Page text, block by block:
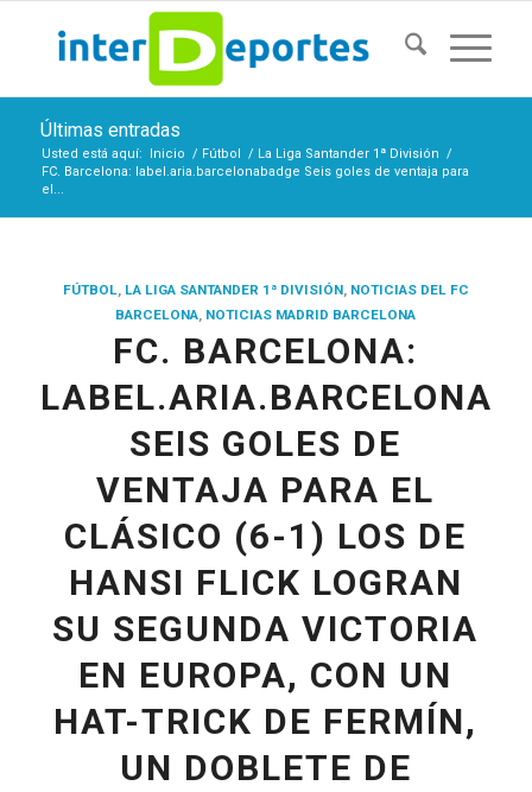
Últimas entradas
Usted está aquí: Inicio / Fútbol / La Liga Santander 1ª División /
FC. Barcelona: label.aria.barcelonabadge Seis goles de ventaja para
el...
FÚTBOL, LA LIGA SANTANDER 1ª DIVISIÓN, NOTICIAS DEL FC
BARCELONA, NOTICIAS MADRID BARCELONA
FC. BARCELONA:
SEIS GOLES DE
VENTAJA PARA EL
CLÁSICO (6-1) LOS DE
HANSI FLICK LOGRAN
SU SEGUNDA VICTORIA
EN EUROPA, CON UN
HAT-TRICK DE FERMÍN,
UN DOBLETE DE